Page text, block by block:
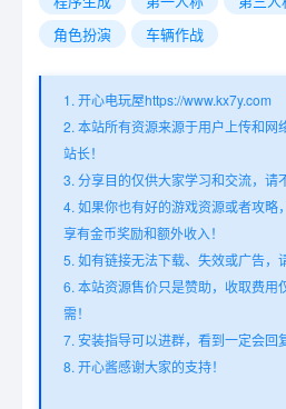
角色扮演
车辆作战
1. 开心电玩屋https://www.kx7y.com
2. 本站所有资源来源于用户上传和网
站长！
3. 分享目的仅供大家学习和交流，请
4. 如果你也有好的游戏资源或者攻略
享有金币奖励和额外收入！
5. 如有链接无法下载、失效或广告，
6. 本站资源售价只是赞助，收取费用
需！
7. 安装指导可以进群，看到一定会回
8. 开心酱感谢大家的支持！